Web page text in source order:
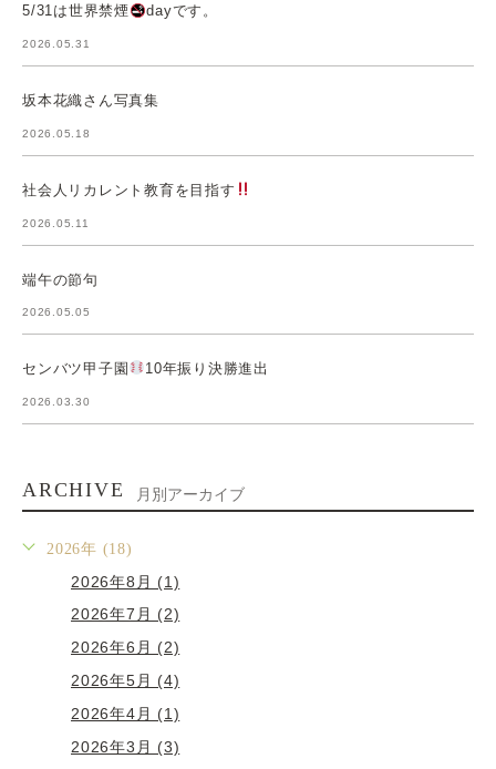
5/31は世界禁煙 dayです。
2026.05.31
坂本花織さん写真集
2026.05.18
社会人リカレント教育を目指す
2026.05.11
端午の節句
2026.05.05
センバツ甲子園 10年振り決勝進出
2026.03.30
ARCHIVE 月別アーカイブ
2026年 (18)
2026年8月 (1)
2026年7月 (2)
2026年6月 (2)
2026年5月 (4)
2026年4月 (1)
2026年3月 (3)